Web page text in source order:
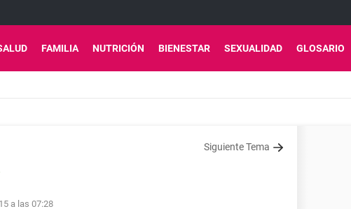
FAMILIA NUTRICIÓN BIENESTAR SEXUALIDAD GLOSARIO
Siguiente Tema
a las 07:28